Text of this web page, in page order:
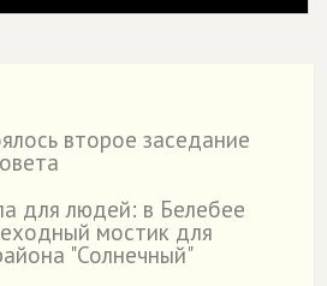
второе заседание
для людей: в Белебее
мостик для
"Солнечный"